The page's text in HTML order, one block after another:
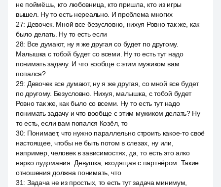
не поймёшь, кто любовница, кто пришла, кто из игры
вышел. Ну то есть нереально. И проблема многих
27: Девочек. Мной все безусловно, нихуя Ровно так же, как
было делать. Ну то есть если
28: Все думают, ну я же другая со будет по другому.
Малышка с тобой будет со всеми. Ну то есть тут надо
понимать задачу. И что вообще с этим мужиком вам
попался?
29: Девочек все думают, ну я же другая, со мной все будет
по другому. Безусловно. Нихуя, малышка, с тобой будет
Ровно так же, как было со всеми. Ну то есть тут надо
понимать задачу и что вообще с этим мужиком делать? Ну
то есть, если вам попался Козёл, то
30: Понимает, что нужно параллельно строить какое-то своё
настоящее, чтобы не быть потом в слезах, ну или,
например, человек в зависимостях, да, то есть это алко
нарко лудомания. Девушка, входящая с партнёром. Такие
отношения должна понимать, что
31: Задача не из простых, то есть тут задача минимум,